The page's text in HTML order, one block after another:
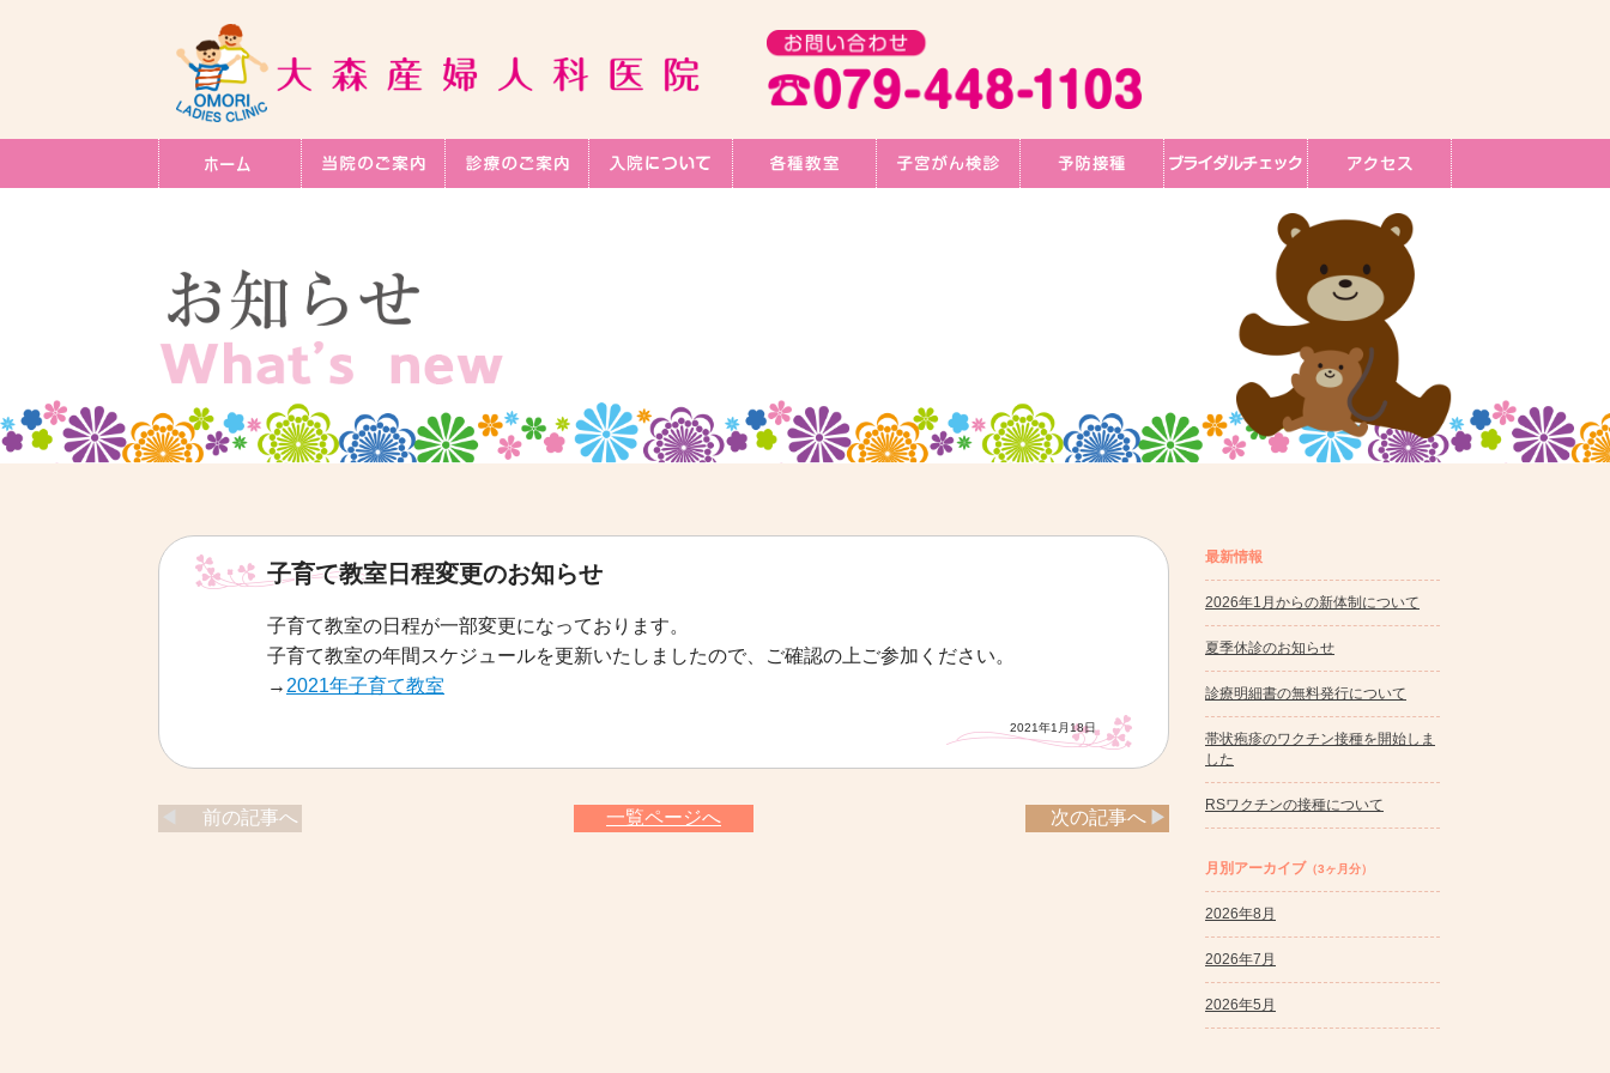
子育て教室日程変更のお知らせ
子育て教室の日程が一部変更になっております。
子育て教室の年間スケジュールを更新いたしましたので、ご確認の上ご参加ください。
→ 2021年子育て教室
2021年1月18日
前の記事へ 次の記事へ
一覧ページへ
最新情報
2026年1月からの新体制について
夏季休診のお知らせ
診療明細書の無料発行について
帯状疱疹のワクチン接種を開始しま
した
RSワクチンの接種について
月別アーカイブ （3ヶ月分）
2026年8月
2026年7月
2026年5月